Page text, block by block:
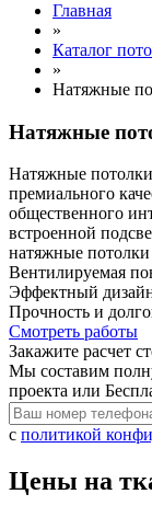
Главная
»
Каталог
»
Натяжные
Натяжные
Натяжные
премиального
общественного
встроенной
натяжные
Вентилируемая
Эффектный
Прочность и
Смотреть работы
Закажите расчет
Мы составим
проекта или
с политикой
Цены на